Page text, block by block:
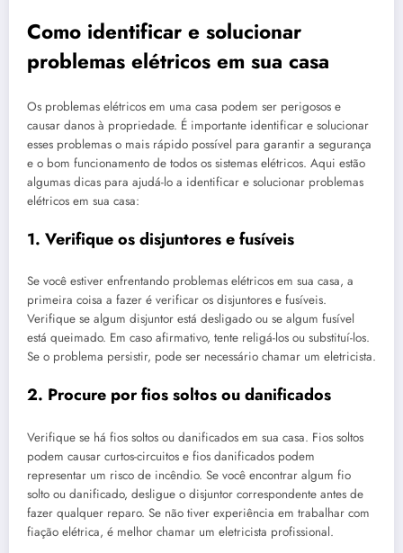
Como identificar e solucionar
problemas elétricos em sua casa
Os problemas elétricos em uma casa podem ser perigosos e
causar danos à propriedade. É importante identificar e solucionar
esses problemas o mais rápido possível para garantir a segurança
e o bom funcionamento de todos os sistemas elétricos. Aqui estão
algumas dicas para ajudá-lo a identificar e solucionar problemas
elétricos em sua casa:
1. Verifique os disjuntores e fusíveis
Se você estiver enfrentando problemas elétricos em sua casa, a
primeira coisa a fazer é verificar os disjuntores e fusíveis.
Verifique se algum disjuntor está desligado ou se algum fusível
está queimado. Em caso afirmativo, tente religá-los ou substituí-los.
Se o problema persistir, pode ser necessário chamar um eletricista.
2. Procure por fios soltos ou danificados
Verifique se há fios soltos ou danificados em sua casa. Fios soltos
podem causar curtos-circuitos e fios danificados podem
representar um risco de incêndio. Se você encontrar algum fio
solto ou danificado, desligue o disjuntor correspondente antes de
fazer qualquer reparo. Se não tiver experiência em trabalhar com
fiação elétrica, é melhor chamar um eletricista profissional.